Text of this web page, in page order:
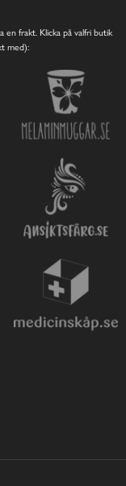
en frakt. Klicka på valfri butik
med):